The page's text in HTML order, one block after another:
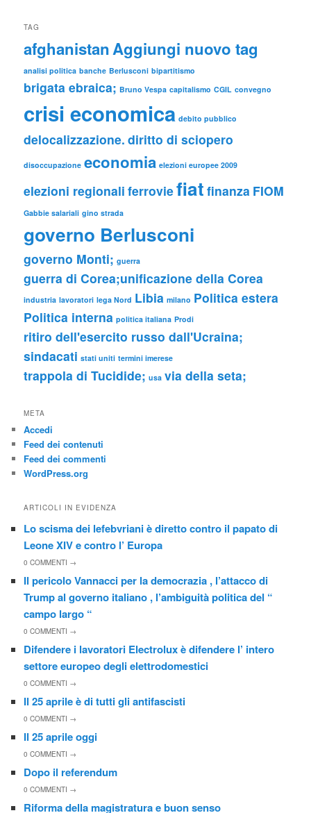
TAG
afghanistanAggiungi nuovo tag
analisi politica banche Berlusconi bipartitismo
brigata ebraica; Bruno Vespa capitalismo CGIL convegno
crisi economica debito pubblico
delocalizzazione. diritto di sciopero
disoccupazione economia elezioni europee 2009
elezioni regionali ferroviefiat finanza FIOM
Gabbie salariali gino strada
governo Berlusconi
governo Monti; guerra
guerra di Corea;unificazione della Corea
industria lavoratori lega Nord Libia milano Politica estera
Politica interna politica italiana Prodi
ritiro dell'esercito russo dall'Ucraina;
sindacati stati uniti termini imerese
trappola di Tucidide; usa via della seta;
META
Accedi
Feed dei contenuti
Feed dei commenti
WordPress.org
ARTICOLI IN EVIDENZA
Lo scisma dei lefebvriani è diretto contro il papato di
Leone XIV e contro l’ Europa
0COMMENTI →
Il pericolo Vannacci per la democrazia , l’attacco di
Trump al governo italiano , l’ambiguità politica del “
campo largo “
0COMMENTI →
Difendere i lavoratori Electrolux è difendere l’ intero
settore europeo degli elettrodomestici
0COMMENTI →
Il 25 aprile è di tutti gli antifascisti
0COMMENTI →
Il 25 aprile oggi
0COMMENTI →
Dopo il referendum
0COMMENTI →
Riforma della magistratura e buon senso